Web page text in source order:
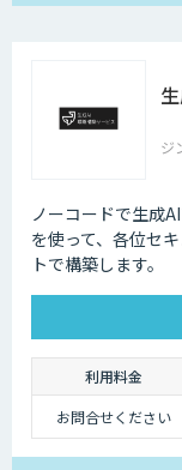
ジ
ノーコードで生成
を使って、各位セ
トで構築します。
利用料金
お問合せください